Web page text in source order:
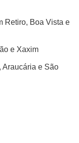
Retiro, Boa Vista e
e Xaxim
Araucária e São